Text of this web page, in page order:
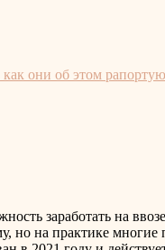
они об этом
заработать на
но на практике